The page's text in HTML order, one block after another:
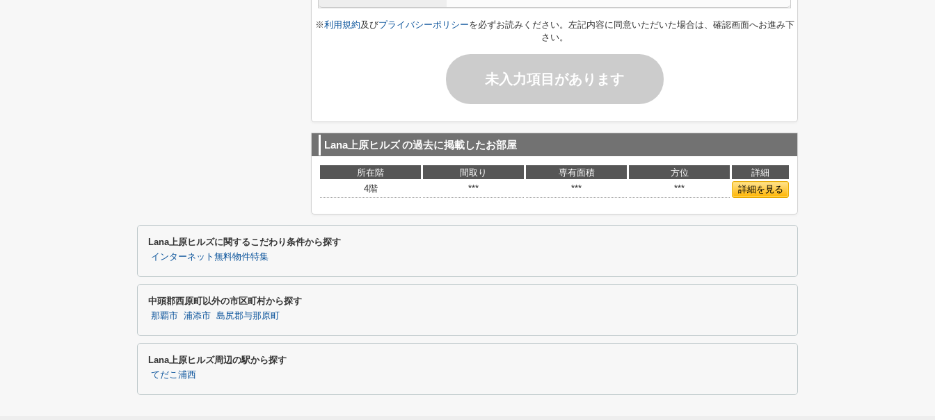
※利用規約及びプライバシーポリシーを必ずお読みください。左記内容に同意いただいた場合は、確認画面へお進み下
さい。
未入力項目があります
Lana上原ヒルズの過去に掲載したお部屋
所在階 間取り 専有面積 方位
詳細
4階
*** *** *** 詳細を見る
Lana上原ヒルズに関するこだわり条件から探す
インターネット無料物件特集
中頭郡西原町以外の市区町村から探す
那覇市 浦添市 島尻郡与那原町
Lana上原ヒルズ周辺の駅から探す
てだこ浦西